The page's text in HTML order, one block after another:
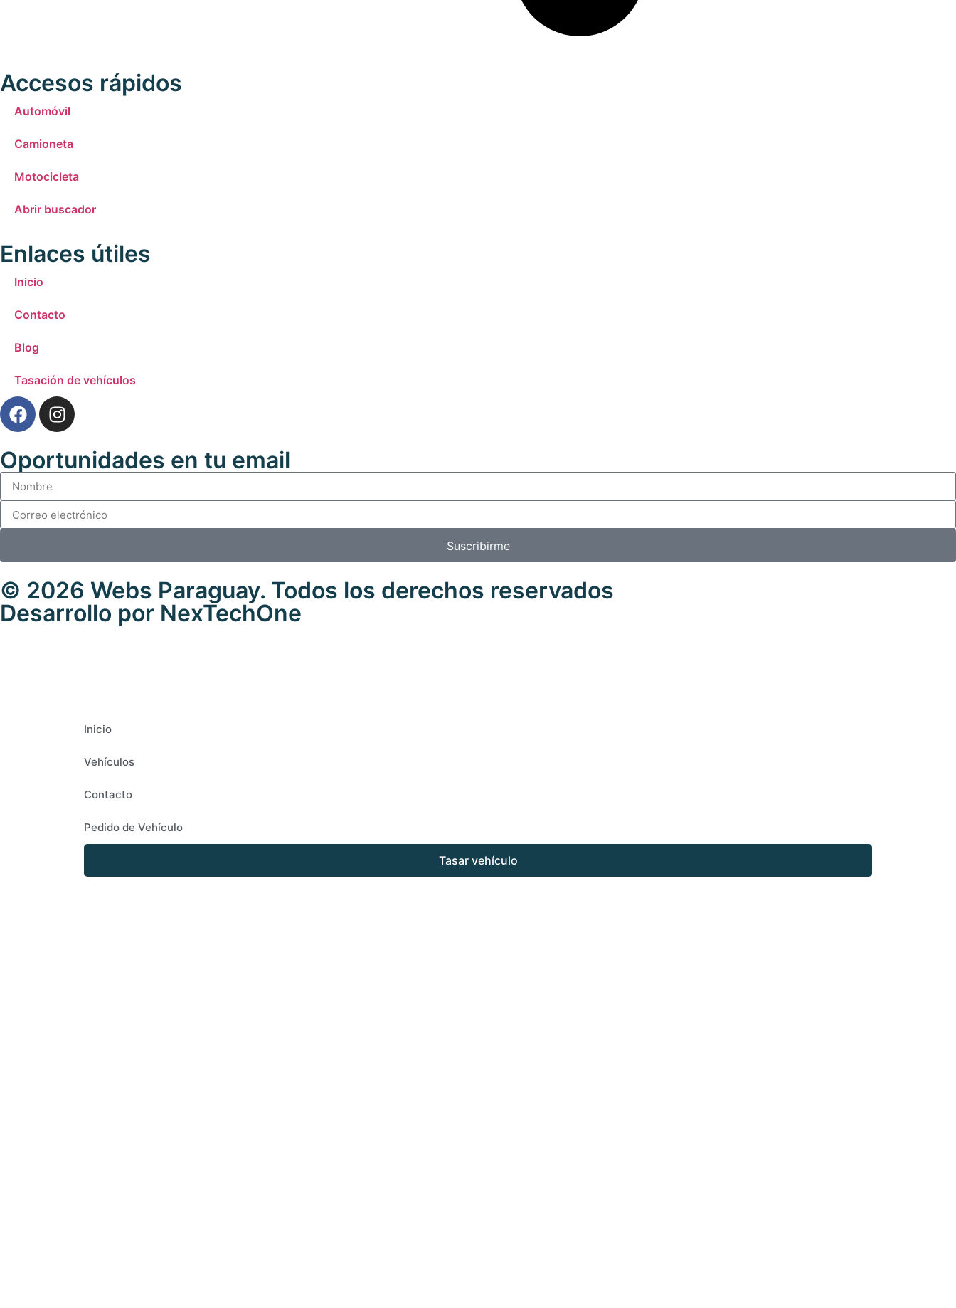
Accesos rápidos
Automóvil
Camioneta
Motocicleta
Abrir buscador
Enlaces útiles
Inicio
Contacto
Blog
Tasación de vehículos
Oportunidades en tu email
Suscribirme
© 2026 Webs Paraguay. Todos los derechos reservados
Desarrollo por NexTechOne
Inicio
Vehículos
Contacto
Pedido de Vehículo
Tasar vehículo